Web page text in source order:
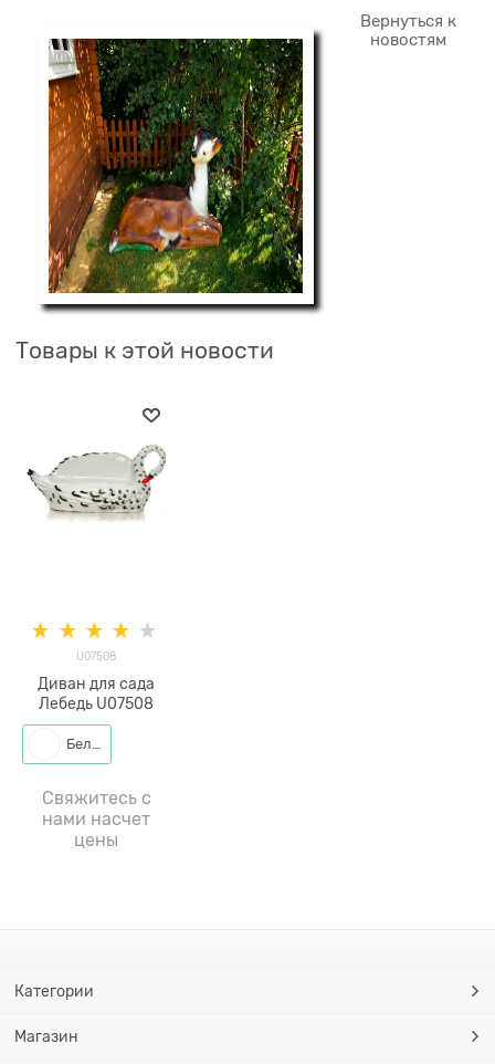
Вернуться к
новостям
Товары к этой новости
U07508
Диван для сада
Лебедь U07508
Белый
Свяжитесь с
нами насчет
цены
Категории
Магазин